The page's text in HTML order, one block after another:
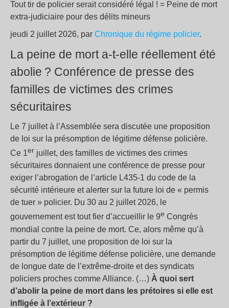
Tout tir de policier serait considéré légal ! = Peine de mort
extra-judiciaire pour des délits mineurs
jeudi 2 juillet 2026, par Chronique du régime policier.
La peine de mort a-t-elle réellement été
abolie ? Conférence de presse des
familles de victimes des crimes
sécuritaires
Le 7 juillet à l’Assemblée sera discutée une proposition
de loi sur la présomption de légitime défense policière.
Ce 1er juillet, des familles de victimes des crimes
sécuritaires donnaient une conférence de presse pour
exiger l’abrogation de l’article L435-1 du code de la
sécurité intérieure et alerter sur la future loi de « permis
de tuer » policier. Du 30 au 2 juillet 2026, le
gouvernement est tout fier d’accueillir le 9e Congrès
mondial contre la peine de mort. Ce, alors même qu’à
partir du 7 juillet, une proposition de loi sur la
présomption de légitime défense policière, une demande
de longue date de l’extrême-droite et des syndicats
policiers proches comme Alliance. (…) À quoi sert
d’abolir la peine de mort dans les prétoires si elle est
infligée à l’extérieur ?